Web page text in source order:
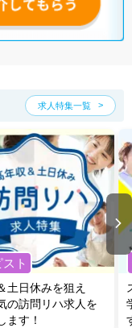
求人特集一覧
ト
土日休みを狙え
の訪問リハ求人を
ます！